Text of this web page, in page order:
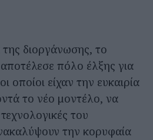
της διοργάνωσης, το
πόλο έλξης για
οποίοι είχαν την ευκαιρία
το νέο μοντέλο, να
του
την κορυφαία